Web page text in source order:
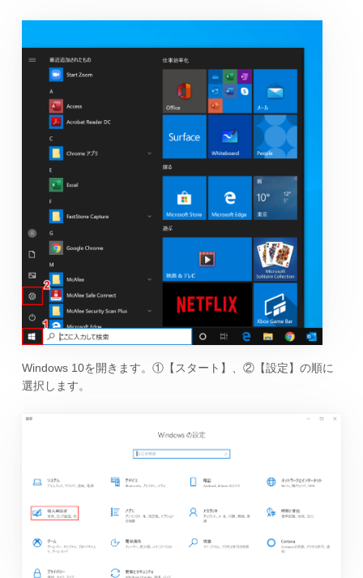
Windows 10を開きます。①【スタート】、②【設定】の順に
選択します。